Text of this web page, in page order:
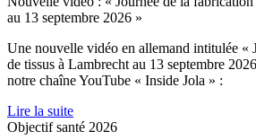
au 13 septembre 2026 »
Une nouvelle vidéo en allemand intitulée «
de tissus à Lambrecht au 13 septembre
notre chaîne YouTube « Inside Jola » :
Lire la suite
Objectif santé 2026